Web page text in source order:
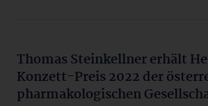
Thomas Steinkellner erhält
Konzett-Preis 2022 der
pharmakologischen